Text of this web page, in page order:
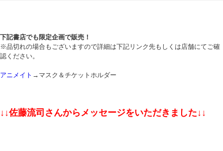
下記書店でも限定企画で販売！
※品切れの場合もございますので詳細は下記リンク先もしくは店舗にてご確
認ください。
アニメイト →マスク＆チケットホルダー
↓↓佐藤流司さんからメッセージをいただきました↓↓